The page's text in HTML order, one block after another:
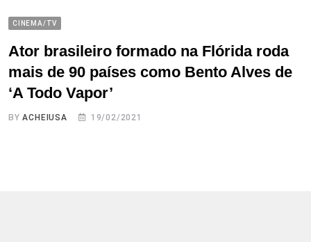
CINEMA/TV
Ator brasileiro formado na Flórida roda
mais de 90 países como Bento Alves de
‘A Todo Vapor’
BYACHEIUSA 19/02/2021